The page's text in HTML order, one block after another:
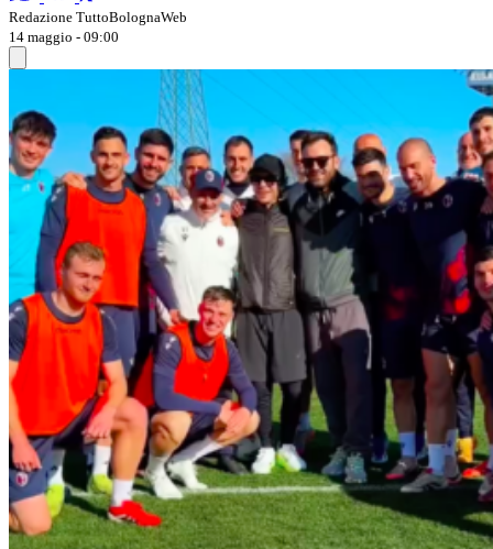
Redazione TuttoBolognaWeb
14 maggio - 09:00